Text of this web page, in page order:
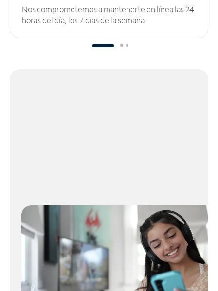
Nos comprometemos a mantenerte en línea las 24
horas del día, los 7 días de la semana.